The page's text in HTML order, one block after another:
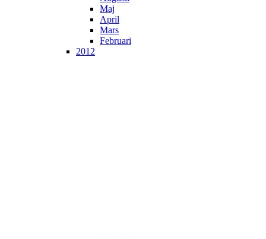
Maj
April
Mars
Februari
2012